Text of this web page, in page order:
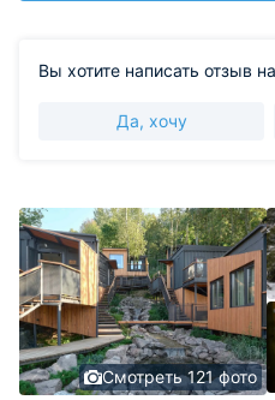
Вы хотите написать отзыв
Да, хочу
Смотреть 121 фото